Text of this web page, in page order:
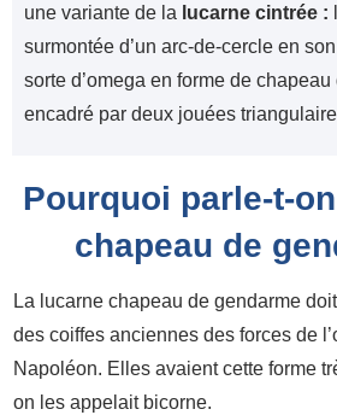
une variante de la lucarne cintrée :
surmontée d’un arc-de-cercle en
sorte d’omega en forme de
encadré par deux jouées
Pourquoi parle-t-
chapeau de
La lucarne chapeau de gendarme
des coiffes anciennes des forces de
Napoléon. Elles avaient cette forme
on les appelait bicorne.